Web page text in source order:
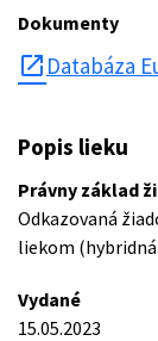
Dokumenty
open_in_new Databáza
Popis lieku
Právny základ
Odkazovaná
liekom
Vydané
15.05.2023